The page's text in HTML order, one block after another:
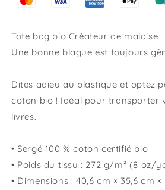
Tote bag bio Créateur de malaise
Une bonne blague est toujours
Dites adieu au plastique et optez
coton bio ! Idéal pour transporter
livres.
• Sergé 100 % coton certifié bio
• Poids du tissu : 272 g/m² (8 oz/
• Dimensions : 40,6 cm × 35,6 cm